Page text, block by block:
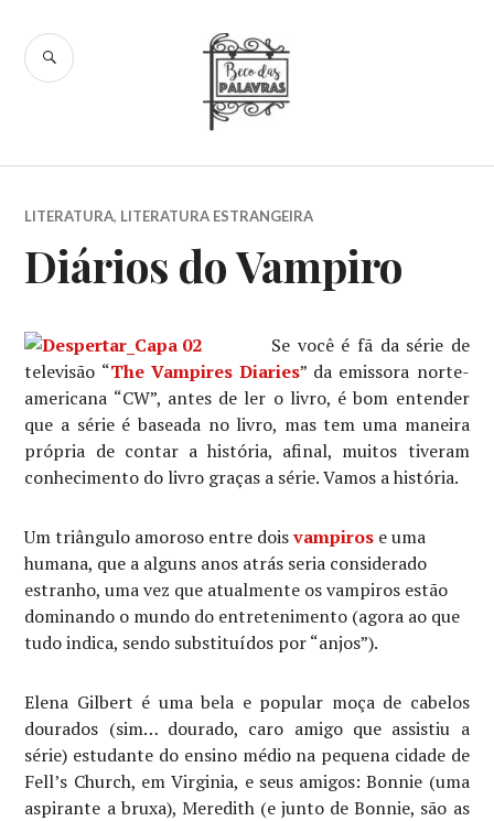
content
Beco das
Palavras
SEARCH
LITERATURA, LITERATURA ESTRANGEIRA
Diários do Vampiro
Se você é fã da série de
televisão “The Vampires Diaries” da emissora norte-
americana “CW”, antes de ler o livro, é bom entender
que a série é baseada no livro, mas tem uma maneira
própria de contar a história, afinal, muitos tiveram
conhecimento do livro graças a série. Vamos a história.
Um triângulo amoroso entre doisvampiros e uma
humana, que a alguns anos atrás seria considerado
estranho, uma vez que atualmente os vampiros estão
dominando o mundo do entretenimento (agora ao que
tudo indica, sendo substituídos por “anjos”).
Elena Gilbert é uma bela e popular moça de cabelos
dourados (sim… dourado, caro amigo que assistiu a
série) estudante do ensino médio na pequena cidade de
Fell’s Church, em Virginia, e seus amigos: Bonnie (uma
aspirante a bruxa), Meredith (e junto de Bonnie, são as